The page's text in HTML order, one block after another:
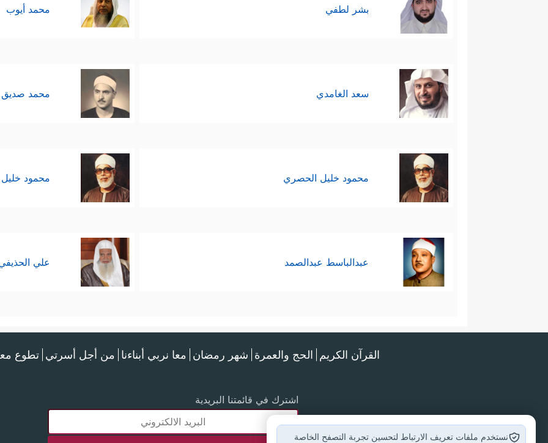
بشر لطفي محمد أيوب
سعد الغامدي محمد صديق
محمود خليل الحصري محمود
عبدالباسط عبدالصمد علي
القرآن الكريم الحج والعمرة شهر رمضان معا نربي أبناءنا من أجل أسرتي تطوع
اشترك في قائمتنا البريدية
نستخدم ملفات تعريف الارتباط لتحسين تجربة التصفح الخاصة